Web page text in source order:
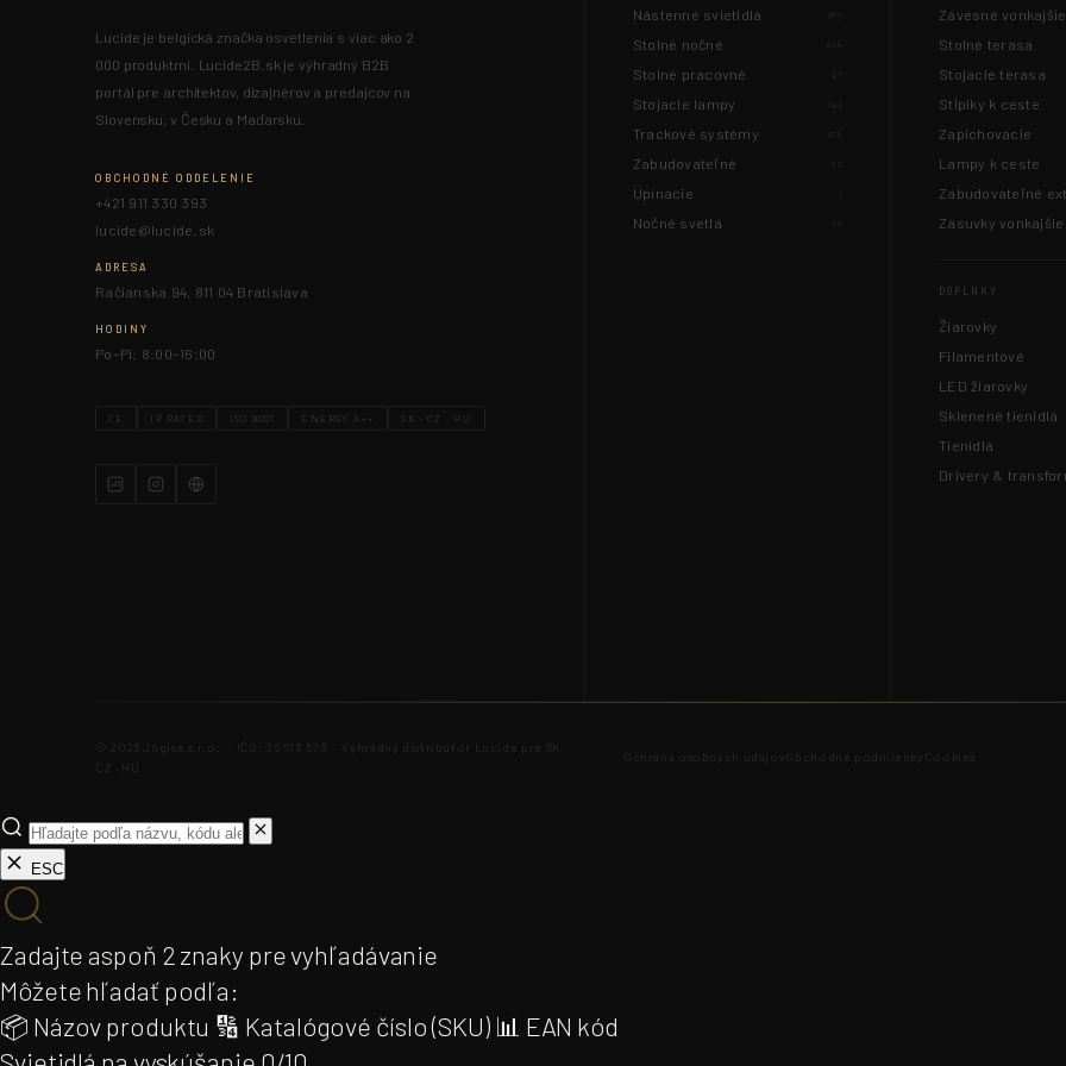
Lucide je belgická značka osvetlenia s viac ako 2
000 produktmi. Lucide2B.sk je výhradný B2B
portál pre architektov, dizajnérov a predajcov na
Slovensku, v Česku a Maďarsku.
OBCHODNÉ ODDELENIE
+421 911 330 393
lucide@lucide.sk
ADRESA
Račianska 94, 811 04 Bratislava
HODINY
Po–Pi: 8:00–16:00
CE IP RATED ISO 9001 ENERGY A++ SK · CZ · HU
Nástenné svietidlá 189
Stolné nočné
Stolné pracovné 47
Stojacie lampy 144
Trackové systémy 126
Zabudovateľné
Upínacie
Nočné svetlá 12
Závesné vonkajšie
Stolné terasa
Stojacie terasa
Stĺpiky k ceste
Zapichovacie
Lampy k ceste
Zabudovateľné ext.
Zásuvky vonkajšie
DOPLNKY
Žiarovky
Filamentové
LED žiarovky
Sklenené tienidlá
Tienidlá
Drivery &
© 2026 Jogise s.r.o. · IČO: 36 613 576 · Výhradný distribútor Lucide pre SK ·
CZ · HU
Ochrana osobných údajov Obchodné podmienky Cookies
ESC
Zadajte aspoň 2 znaky pre vyhľadávanie
Môžete hľadať podľa:
📦 Názov produktu 🔢 Katalógové číslo (SKU) 📊 EAN kód